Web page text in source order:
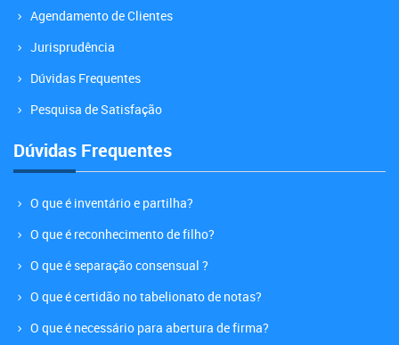
Agendamento de Clientes
Jurisprudência
Dúvidas Frequentes
Pesquisa de Satisfação
Dúvidas Frequentes
O que é inventário e partilha?
O que é reconhecimento de filho?
O que é separação consensual ?
O que é certidão no tabelionato de notas?
O que é necessário para abertura de firma?